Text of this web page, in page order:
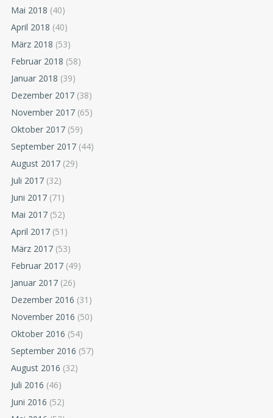
Mai 2018 (40)
April 2018 (40)
März 2018 (53)
Februar 2018 (58)
Januar 2018 (39)
Dezember 2017 (38)
November 2017 (65)
Oktober 2017 (59)
September 2017 (44)
August 2017 (29)
Juli 2017 (32)
Juni 2017 (71)
Mai 2017 (52)
April 2017 (51)
März 2017 (53)
Februar 2017 (49)
Januar 2017 (26)
Dezember 2016 (31)
November 2016 (50)
Oktober 2016 (54)
September 2016 (57)
August 2016 (32)
Juli 2016 (46)
Juni 2016 (52)